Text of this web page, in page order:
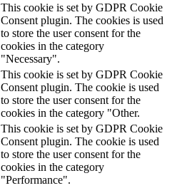
This cookie is set by GDPR Cookie
Consent plugin. The cookies is used
to store the user consent for the
cookies in the category
"Necessary".
This cookie is set by GDPR Cookie
Consent plugin. The cookie is used
to store the user consent for the
cookies in the category "Other.
This cookie is set by GDPR Cookie
Consent plugin. The cookie is used
to store the user consent for the
cookies in the category
"Performance".